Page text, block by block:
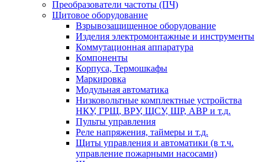
Преобразователи частоты (ПЧ)
Щитовое оборудование
Взрывозащищенное оборудование
Изделия электромонтажные и инструменты
Коммутационная аппаратура
Компоненты
Корпуса, Термошкафы
Маркировка
Модульная автоматика
Низковольтные комплектные устройства
НКУ, ГРЩ, ВРУ, ЩСУ, ШР, АВР и т.д.
Пульты управления
Реле напряжения, таймеры и т.д.
Щиты управления и автоматики (в т.ч.
управление пожарными насосами)